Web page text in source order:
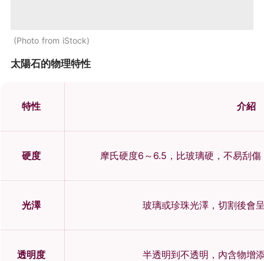
Photo from iStock
太陽石的物理特性
特性 介紹
硬度 摩氏硬度6～6.5，比玻璃硬，不易刮
光澤 玻璃或珍珠光澤，切割後會
透明度 半透明到不透明，內含物增